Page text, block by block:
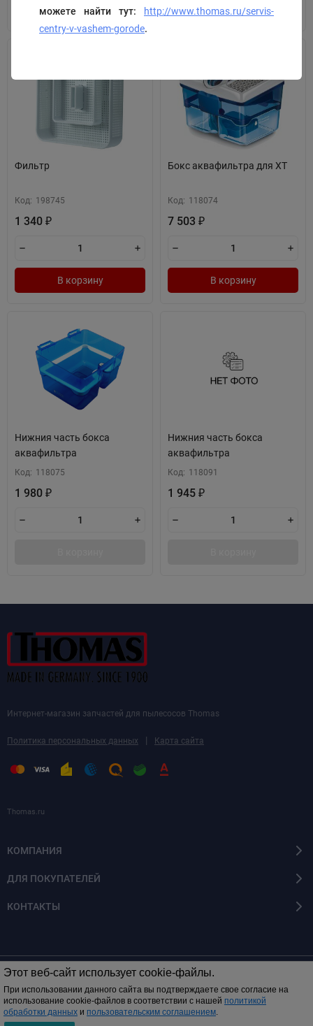
можете найти тут: http://www.thomas.ru/servis-
centry-v-vashem-gorode.
Этот веб-сайт использует cookie-файлы.
При использовании данного сайта вы подтверждаете свое согласие на
использование cookie-файлов в соответствии с нашей политикой
обработки данных и пользовательским соглашением.
В корзину В корзину
Фильтр
Код: 198745
1 340 ₽
В корзину
Бокс аквафильтра для XT
Код: 118074
7 503 ₽
В корзину
Нижния часть бокса
аквафильтра
Код: 118075
1 980 ₽
Нижния часть бокса
аквафильтра
Код: 118091
1 945 ₽
Интернет-магазин запчастей для пылесосов Thomas
Политика персональных данных | Карта сайта
Thomas.ru
КОМПАНИЯ
ДЛЯ ПОКУПАТЕЛЕЙ
КОНТАКТЫ
0